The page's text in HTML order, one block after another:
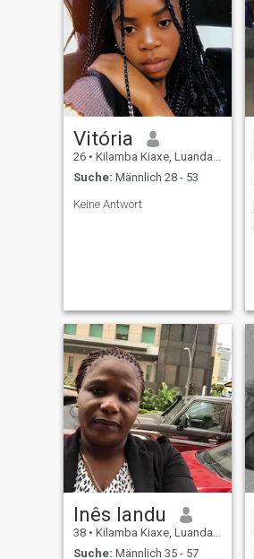
Vitória
26 • Kilamba Kiaxe, Luanda, Angola
Suche: Männlich 28 - 53
Keine Antwort
Inês landu
38 • Kilamba Kiaxe, Luanda, Angola
Suche: Männlich 35 - 57